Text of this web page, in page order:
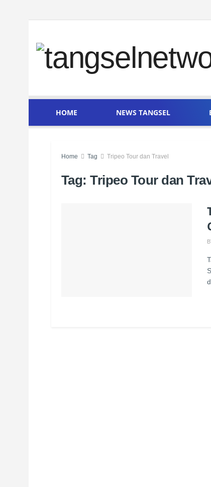
HOME NEWS TANGSEL
Home Tag Tripeo Tour dan Travel
Tag:Tripeo Tour dan